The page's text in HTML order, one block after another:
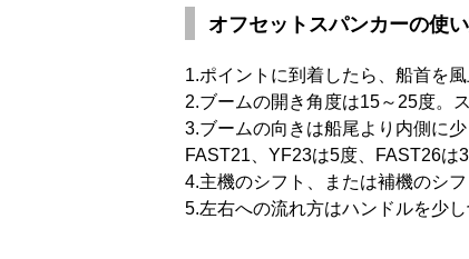
オフセットスパンカーの使
1.ポイントに到着したら、船首を
2.ブームの開き角度は15～25度。
3.ブームの向きは船尾より内側に
FAST21、YF23は5度、FAST26は
4.主機のシフト、または補機のシ
5.左右への流れ方はハンドルを少し